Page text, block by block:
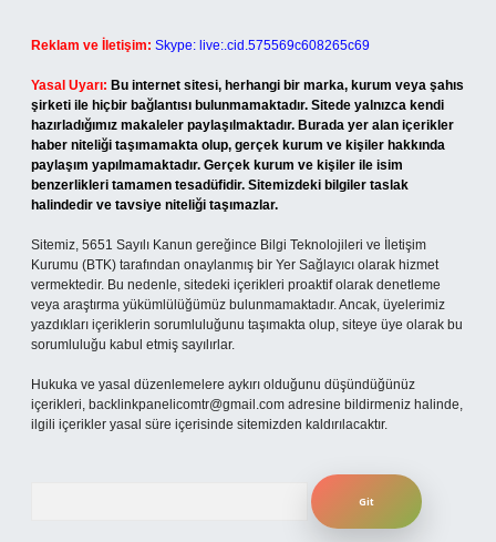
Reklam ve İletişim: Skype: live:.cid.575569c608265c69
Yasal Uyarı: Bu internet sitesi, herhangi bir marka, kurum veya şahıs
şirketi ile hiçbir bağlantısı bulunmamaktadır. Sitede yalnızca kendi
hazırladığımız makaleler paylaşılmaktadır. Burada yer alan içerikler
haber niteliği taşımamakta olup, gerçek kurum ve kişiler hakkında
paylaşım yapılmamaktadır. Gerçek kurum ve kişiler ile isim
benzerlikleri tamamen tesadüfidir. Sitemizdeki bilgiler taslak
halindedir ve tavsiye niteliği taşımazlar.
Sitemiz, 5651 Sayılı Kanun gereğince Bilgi Teknolojileri ve İletişim
Kurumu (BTK) tarafından onaylanmış bir Yer Sağlayıcı olarak hizmet
vermektedir. Bu nedenle, sitedeki içerikleri proaktif olarak denetleme
veya araştırma yükümlülüğümüz bulunmamaktadır. Ancak, üyelerimiz
yazdıkları içeriklerin sorumluluğunu taşımakta olup, siteye üye olarak bu
sorumluluğu kabul etmiş sayılırlar.
Hukuka ve yasal düzenlemelere aykırı olduğunu düşündüğünüz
içerikleri, backlinkpanelicomtr@gmail.com adresine bildirmeniz halinde,
ilgili içerikler yasal süre içerisinde sitemizden kaldırılacaktır.